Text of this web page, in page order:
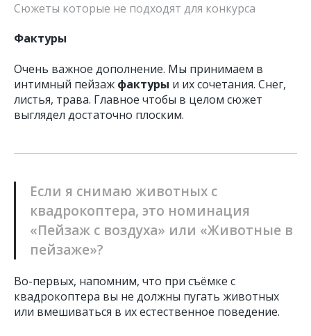
Сюжеты которые не подходят для конкурса
Фактуры
Очень важное дополнение. Мы принимаем в
интимный пейзаж фактуры и их сочетания. Снег,
листья, трава. Главное чтобы в целом сюжет
выглядел достаточно плоским.
Если я снимаю животных с
квадрокоптера, это номинация
«Пейзаж с воздуха» или «Животные в
пейзаже»?
Во-первых, напомним, что при съёмке с
квадрокоптера вы не должны пугать животных
или вмешиваться в их естественное поведение.